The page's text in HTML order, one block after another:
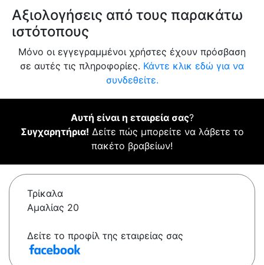
Αξιολογήσεις από τους παρακάτω
ιστότοπους
Μόνο οι εγγεγραμμένοι χρήστες έχουν πρόσβαση
σε αυτές τις πληροφορίες. Κάντε κλικ εδώ για να
συνδεθείτε.
Αυτή είναι η εταιρεία σας?
Συγχαρητήρια! Δείτε πώς μπορείτε να λάβετε το
πακέτο βραβείων!
Τρίκαλα
Αμαλίας 20
Δείτε το προφίλ της εταιρείας σας